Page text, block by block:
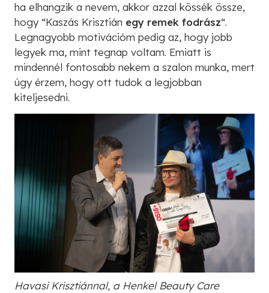
ha elhangzik a nevem, akkor azzal kössék össze,
hogy “Kaszás Krisztián egy remek fodrász“.
Legnagyobb motivációm pedig az, hogy jobb
legyek ma, mint tegnap voltam. Emiatt is
mindennél fontosabb nekem a szalon munka, mert
úgy érzem, hogy ott tudok a legjobban
kiteljesedni.
Havasi Krisztiánnal, a Henkel Beauty Care